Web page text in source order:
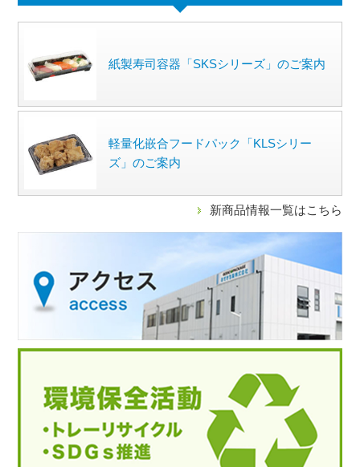
紙製寿司容器「SKSシリーズ」のご案内
軽量化嵌合フードパック「KLSシリー
ズ」のご案内
新商品情報一覧はこちら